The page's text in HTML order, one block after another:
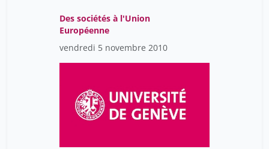
Des sociétés à l'Union
Européenne
vendredi 5 novembre 2010